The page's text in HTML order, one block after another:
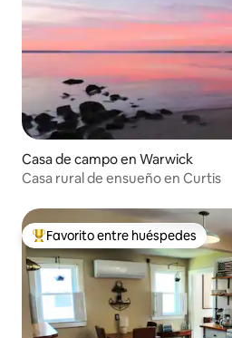
Casa de campo en Warwick
Casa rural de ensueño en Curtis
Favorito entre huéspedes preferido
Favorito entre huéspedes